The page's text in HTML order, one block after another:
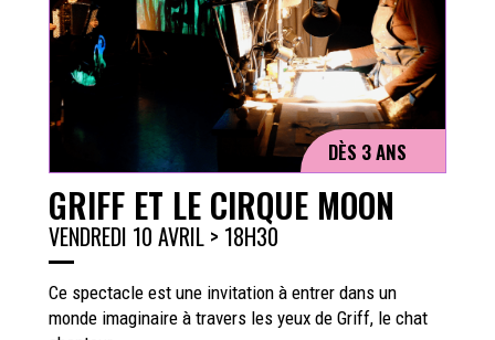
DÈS 3 ANS
GRIFF ET LE CIRQUE MOON
VENDREDI 10 AVRIL > 18H30
Ce spectacle est une invitation à entrer dans un
monde imaginaire à travers les yeux de Griff, le chat